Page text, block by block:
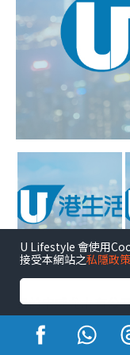
目前宋威龙未有公
只属媒体和网友
U Lifestyle 會使用
接受本網站之私隱政